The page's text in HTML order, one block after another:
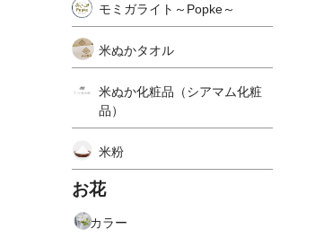
モミガライト～Popke～
米ぬかタオル
米ぬか化粧品（シアマム化粧
品）
米粉
お花
カラー